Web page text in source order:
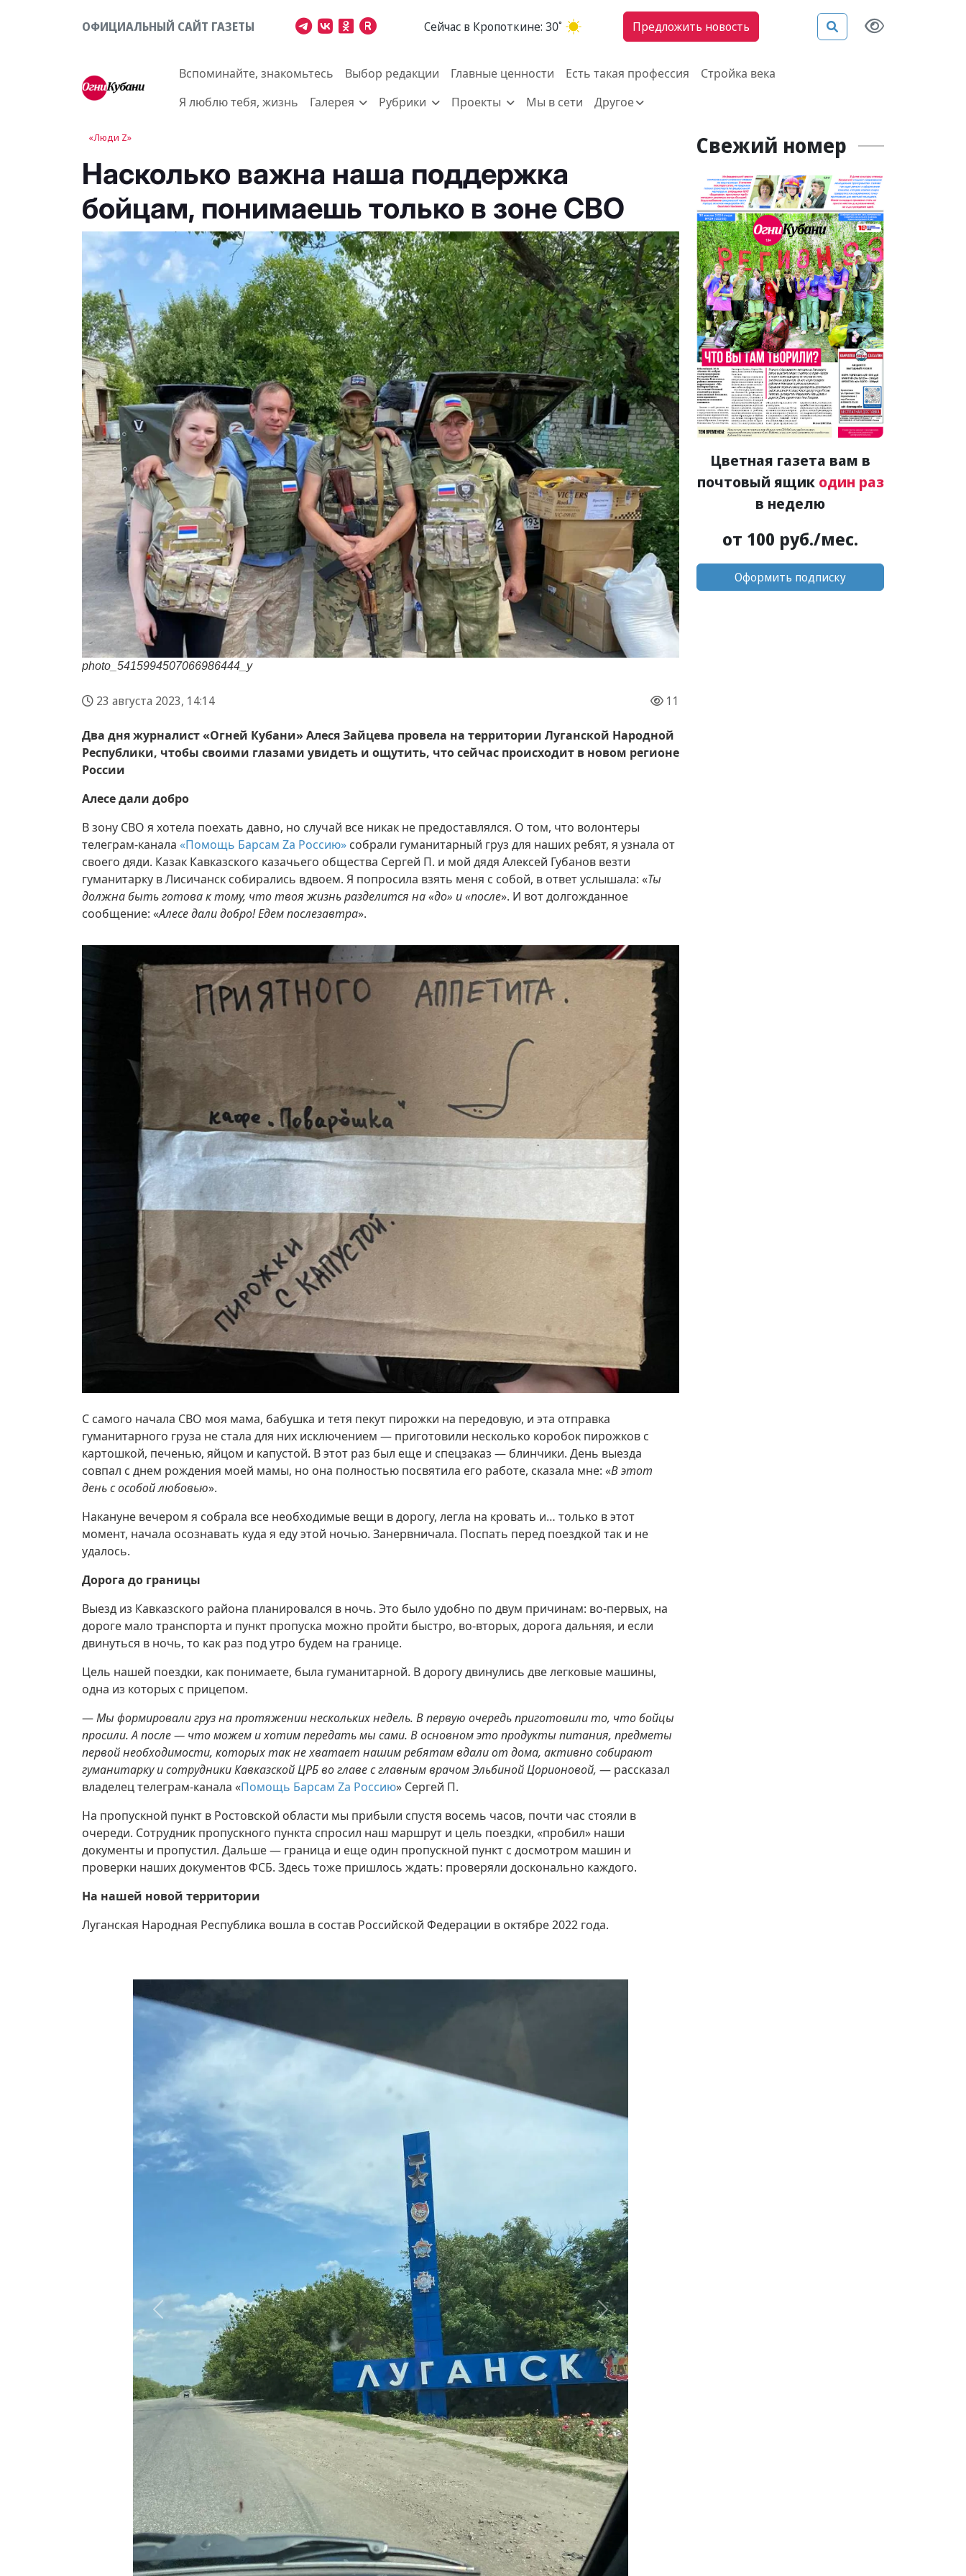
ОФИЦИАЛЬНЫЙ САЙТ ГАЗЕТЫ Cейчас в Кропоткине: 30˚ Предложить новость
Вспоминайте, знакомьтесь Выбор редакции Главные ценности Есть такая профессия
Стройка века
Я люблю тебя, жизнь
Галерея Рубрики Проекты Мы в сети Другое
«Люди Z»
Насколько важна наша поддержка
бойцам, понимаешь только в зоне СВО
photo_5415994507066986444_y
23 августа 2023, 14:14 11
Два дня журналист «Огней Кубани» Алеся Зайцева провела на территории Луганской Народной
Республики, чтобы своими глазами увидеть и ощутить, что сейчас происходит в новом регионе
России
Алесе дали добро
В зону СВО я хотела поехать давно, но случай все никак не предоставлялся. О том, что волонтеры
телеграм-канала «Помощь Барсам Za Россию» собрали гуманитарный груз для наших ребят, я узнала от
своего дяди. Казак Кавказского казачьего общества Сергей П. и мой дядя Алексей Губанов везти
гуманитарку в Лисичанск собирались вдвоем. Я попросила взять меня с собой, в ответ услышала: «Ты
должна быть готова к тому, что твоя жизнь разделится на «до» и «после». И вот долгожданное
сообщение: «Алесе дали добро! Едем послезавтра».
С самого начала СВО моя мама, бабушка и тетя пекут пирожки на передовую, и эта отправка
гуманитарного груза не стала для них исключением — приготовили несколько коробок пирожков с
картошкой, печенью, яйцом и капустой. В этот раз был еще и спецзаказ — блинчики. День выезда
совпал с днем рождения моей мамы, но она полностью посвятила его работе, сказала мне: «В этот
день с особой любовью».
Накануне вечером я собрала все необходимые вещи в дорогу, легла на кровать и… только в этот
момент, начала осознавать куда я еду этой ночью. Занервничала. Поспать перед поездкой так и не
удалось.
Дорога до границы
Выезд из Кавказского района планировался в ночь. Это было удобно по двум причинам: во-первых, на
дороге мало транспорта и пункт пропуска можно пройти быстро, во-вторых, дорога дальняя, и если
двинуться в ночь, то как раз под утро будем на границе.
Цель нашей поездки, как понимаете, была гуманитарной. В дорогу двинулись две легковые машины,
одна из которых с прицепом.
—Мы формировали груз на протяжении нескольких недель. В первую очередь приготовили то, что бойцы
просили. А после — что можем и хотим передать мы сами. В основном это продукты питания, предметы
первой необходимости, которых так не хватает нашим ребятам вдали от дома, активно собирают
гуманитарку и сотрудники Кавказской ЦРБ во главе с главным врачом Эльбиной Цорионовой, — рассказал
владелец телеграм-канала «Помощь Барсам Za Россию» Сергей П.
На пропускной пункт в Ростовской области мы прибыли спустя восемь часов, почти час стояли в
очереди. Сотрудник пропускного пункта спросил наш маршрут и цель поездки, «пробил» наши
документы и пропустил. Дальше — граница и еще один пропускной пункт с досмотром машин и
проверки наших документов ФСБ. Здесь тоже пришлось ждать: проверяли досконально каждого.
На нашей новой территории
Луганская Народная Республика вошла в состав Российской Федерации в октябре 2022 года.
Назад
Проезжая первый населенный пункт ЛНР, я не сразу поняла, что здесь живут люди. Полная разруха —
улицы, переулки, подворья домов заросли жирной травой и порослью, жилища, словно в лесу. Сами
строения очень ветхие, с зияющими дырами в кровле и стенах. Давно никто не ухаживает ни за домами,
ни за приусадебными участками. Тоскливо и страшно. Тем не менее, местные жители активно
поддерживают СВО. Практически на каждом доме развиваются государственный флаг России и знамя
Свежий номер
Цветная газета вам в
почтовый ящик один раз
в неделю
от 100 руб./мес.
Оформить подписку